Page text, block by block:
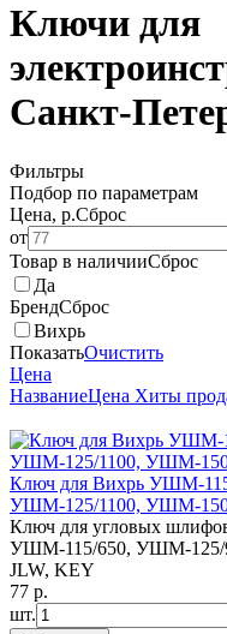
Ключи для
Санкт-
Фильтры
Подбор по параметрам
Цена, р.Сброс
от
Товар в наличииСброс
Да
БрендСброс
Вихрь
ПоказатьОчистить
Цена
НазваниеЦена Хиты
Ключ для Вихрь УШМ-
УШМ-125/1100, УШМ-
Ключ для угловых
УШМ-115/650​, УШМ-125/
JLW, KEY​
77 p.
шт.